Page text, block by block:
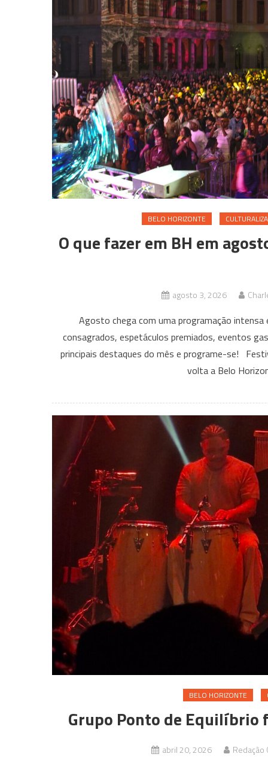
BELO HORIZONTE CULTURALIZA
O que fazer em BH em
agosto 3, 2026
Agosto chega com uma programação
consagrados, espetáculos premiados, eventos
principais destaques do mês e programe-se!
volta a Belo
BELO HORIZONTE
Grupo Ponto de Equilíbrio
abril 20, 2026 Redação